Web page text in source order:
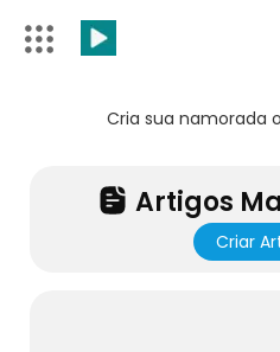
Cria sua namorada
Artigos
Criar